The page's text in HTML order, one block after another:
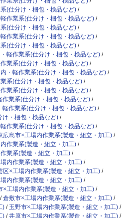
(仕分け・梱包・検品など)
作業系(仕分け・梱包・検品など)
(仕分け・梱包・検品など)
作業系(仕分け・梱包・検品など)
(仕分け・梱包・検品など)
軽作業系(仕分け・梱包・検品など)
業系(仕分け・梱包・検品など)
・軽作業系(仕分け・梱包・検品など)
系(仕分け・梱包・検品など)
業系(仕分け・梱包・検品など)
作業系(仕分け・梱包・検品など)
軽作業系(仕分け・梱包・検品など)
け・梱包・検品など)
作業系(仕分け・梱包・検品など)
広島市×工場内作業系(製造・組立・加工)
作業系(製造・組立・加工)
業系(製造・組立・加工)
内作業系(製造・組立・加工)
区×工場内作業系(製造・組立・加工)
内作業系(製造・組立・加工)
×工場内作業系(製造・組立・加工)
倉敷市×工場内作業系(製造・組立・加工)
)
玉野市×工場内作業系(製造・組立・加工)
)
井原市×工場内作業系(製造・組立・加工)